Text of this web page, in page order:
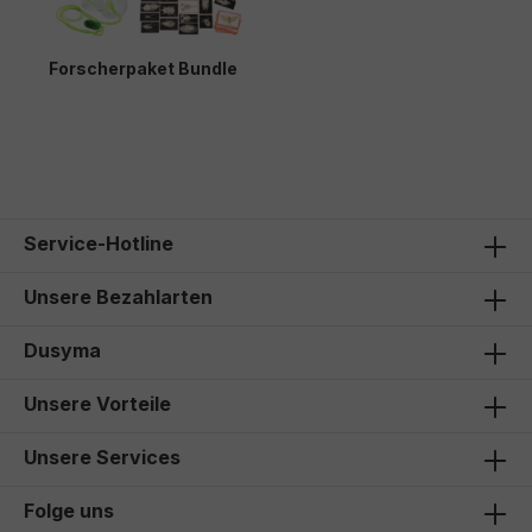
Forscherpaket Bundle
Service-Hotline
Unsere Bezahlarten
Dusyma
Unsere Vorteile
Unsere Services
Folge uns